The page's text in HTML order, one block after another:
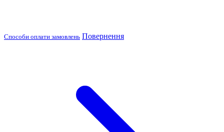
Способи оплати замовлень Повернення